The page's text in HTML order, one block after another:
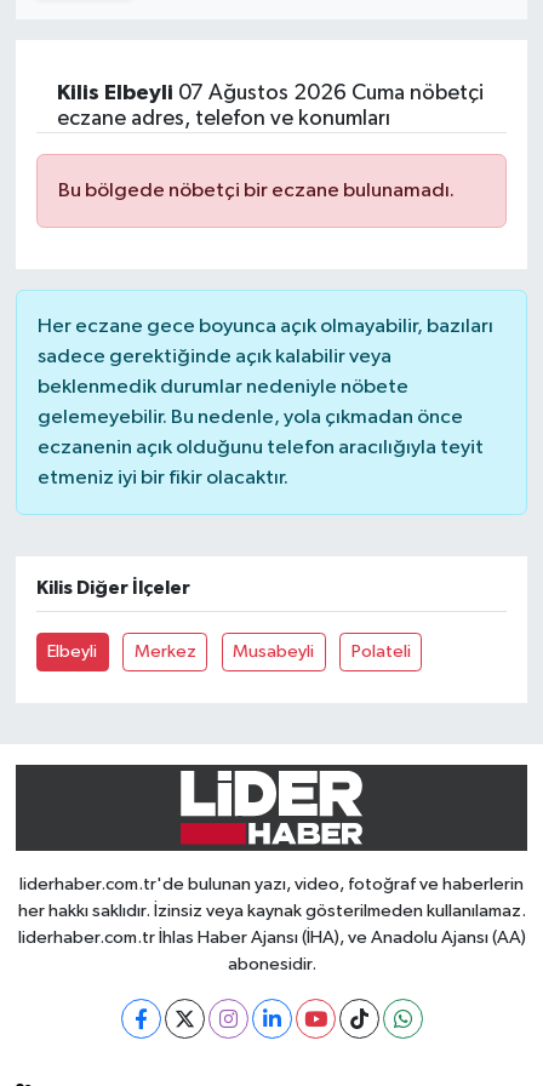
Kilis Elbeyli 07 Ağustos 2026 Cuma nöbetçi
eczane adres, telefon ve konumları
Bu bölgede nöbetçi bir eczane bulunamadı.
Her eczane gece boyunca açık olmayabilir, bazıları
sadece gerektiğinde açık kalabilir veya
beklenmedik durumlar nedeniyle nöbete
gelemeyebilir. Bu nedenle, yola çıkmadan önce
eczanenin açık olduğunu telefon aracılığıyla teyit
etmeniz iyi bir fikir olacaktır.
Kilis Diğer İlçeler
Elbeyli Merkez Musabeyli Polateli
liderhaber.com.tr'de bulunan yazı, video, fotoğraf ve haberlerin
her hakkı saklıdır. İzinsiz veya kaynak gösterilmeden kullanılamaz.
liderhaber.com.tr İhlas Haber Ajansı (İHA), ve Anadolu Ajansı (AA)
abonesidir.
Kültür - Sanat